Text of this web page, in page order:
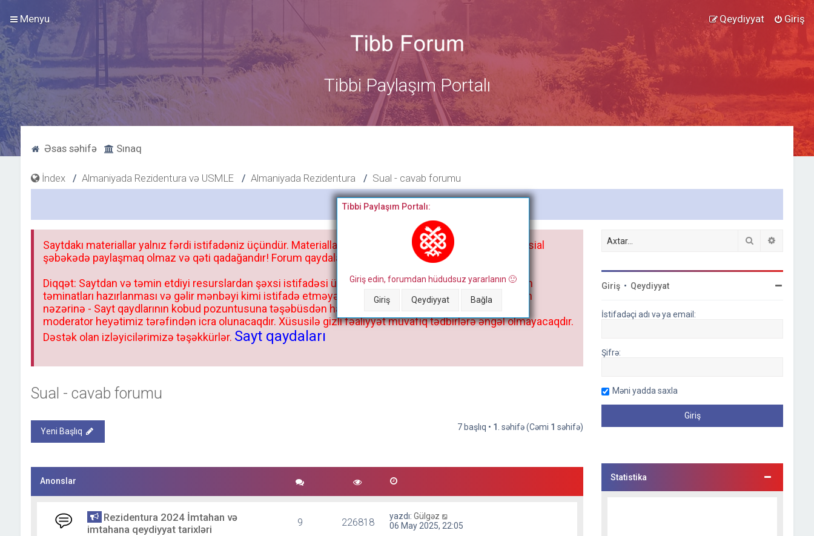
Menyu Giriş
Qeydiyyat
Tibbi Paylaşım Portalı
Əsas səhifə Sınaq
İndex Almaniyada Rezidentura və USMLE Almaniyada Rezidentura Sual - cavab forumu
Bitdi
Tibbi Paylaşım Portalı:
Giriş edin, forumdan hüdudsuz yararlanın 🙂
Giriş Qeydiyyat Bağla
Saytdakı materiallar yalnız fərdi istifadəniz üçündür. Materialları istisnasız heç bir qrupda, saytda və sosial
şəbəkədə paylaşmaq olmaz və qəti qadağandır! Forum qaydaları ilə mütləq tanış olun:
Diqqət: Saytdan və təmin etdiyi resurslardan şəxsi istifadəsi üçün deyil, kənar niyyətlər, xüsusi proqram
təminatları hazırlanması və gəlir mənbəyi kimi istifadə etməyə cəhd göstərənlərin və istifadə edənlərin
nəzərinə - Sayt qaydlarının kobud pozuntusuna təşəbüsdən haqqınızda bütün müvafiq tədbirlər böyük
moderator heyətimiz tərəfindən icra olunacaqdır. Xüsusilə gizli fəaliyyət müvafiq tədbirlərə əngəl olmayacaqdır.
Dəstək olan izləyicilərimizə təşəkkürlər. Sayt qaydaları
Sual - cavab forumu
Yeni Başlıq 7 başlıq • 1 . səhifə (Cəmi 1 səhifə)
Anonslar
Rezidentura 2024 İmtahan və
imtahana qeydiyyat tarixləri
9 226818 yazdı:Gülgəz
06 May 2025, 22:05
Axtar
Giriş • Qeydiyyat
İstifadəçi adı və ya email:
Şifrə:
Məni yadda saxla
Statistika